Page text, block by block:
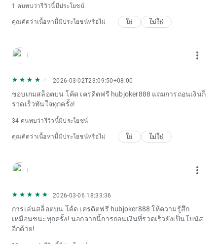
1 คนพบว่ารีวิวนี้มีประโยชน์
คุณคิดว่าเนื้อหานี้มีประโยชน์หรือไม่ ใช่ ไม่ใช่
more_vert
2026-03-02T23:09:50+08:00
ชอบเกมสล็อตบน โค้ด เครดิตฟรี hubjoker888 แถมการถอนเงินก็
รวดเร็วทันใจทุกครั้ง!
34 คนพบว่ารีวิวนี้มีประโยชน์
คุณคิดว่าเนื้อหานี้มีประโยชน์หรือไม่ ใช่ ไม่ใช่
more_vert
2026-03-06 18:33:36
การเล่นสล็อตบน โค้ด เครดิตฟรี hubjoker888 ให้ความรู้สึก
เหมือนชนะทุกครั้ง! นอกจากนี้การถอนเงินที่รวดเร็วยังเป็นโบนัส
อีกด้วย!